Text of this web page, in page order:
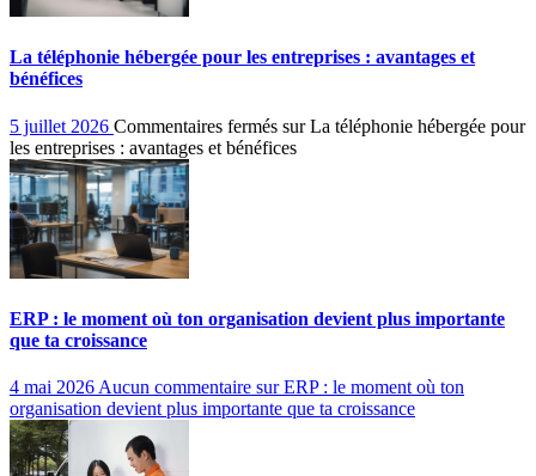
La téléphonie hébergée pour les entreprises : avantages et
bénéfices
5 juillet 2026 Commentaires fermés sur La téléphonie hébergée pour
les entreprises : avantages et bénéfices
ERP : le moment où ton organisation devient plus importante
que ta croissance
4 mai 2026 Aucun commentaire sur ERP : le moment où ton
organisation devient plus importante que ta croissance